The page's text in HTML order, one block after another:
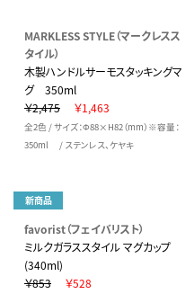
MARKLESS STYLE（マークレスス
タイル）
木製ハンドルサーモスタッキングマ
グ 350ml
￥2,475
￥1,463
全2色 / サイズ：Φ88×H82（mm）※容量：
350ml / ステンレス、ケヤキ
新商品
favorist（フェイバリスト）
ミルクガラススタイル マグカップ
(340ml)
￥853
￥528